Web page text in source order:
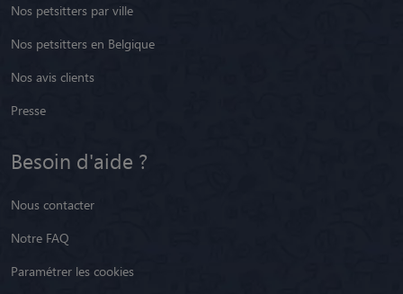
Nos petsitters par ville
Nos petsitters en Belgique
Nos avis clients
Presse
Besoin d'aide ?
Nous contacter
Notre FAQ
Paramétrer les cookies